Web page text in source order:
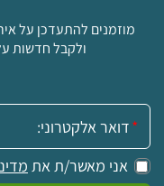
מוזמנים להתעדכן על
ולקבל חדשות
אימייל:
אני מאשר/ת את